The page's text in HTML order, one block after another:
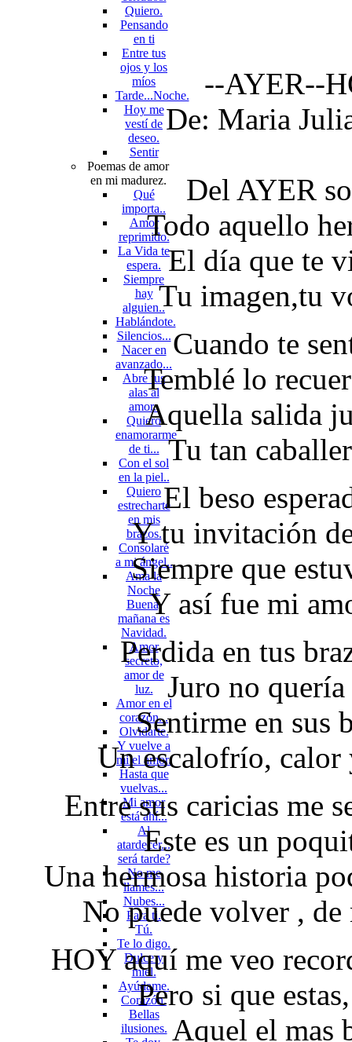
Quiero.
Pensando
en ti
Entre tus
ojos y los
míos
Tarde...Noche.
Hoy me
vestí de
deseo.
Sentir
Poemas de amor
en mi madurez.
Qué
importa..
Amor
reprimido.
La Vida te
espera.
Siempre
hay
alguien..
Hablándote.
Silencios...
Nacer en
avanzado...
Abre tus
alas al
amor..
Quiero
enamorarme
de ti...
Con el sol
en la piel..
Quiero
estrecharte
en mis
brazos.
Consolaré
a mi ángel..
Ama la
Noche
Buena,
mañana es
Navidad.
Amor
secreto,
amor de
luz.
Amor en el
corazón...
Olvidarte.
Y vuelve a
mi el amor.
Hasta que
vuelvas...
Mi amor
está ahí...
Al
atardecer...
será tarde?
No me
llames...
Nubes...
Para ti.
Tú.
Te lo digo.
Dulce y
miel.
Ayúdame.
Corazón.
Bellas
ilusiones.
--AYER--
De: Maria
Del AYER
Todo aquello
El día que te
Tu imagen,tu
Cuando te
Temblé lo
Aquella salida
Tu tan
El beso
Y tu invitación
Siempre que
Y así fue mi
Perdida en tus
Juro no
Sentirme en sus
Un escalofrío, calor
Entre sus caricias me
Este es un
Una hermosa historia
No puede volver ,
HOY aquí me veo
Pero si que
Aquel el mas